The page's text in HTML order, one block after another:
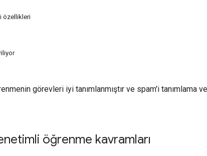
özellikleri
görevleri iyi tanımlanmıştır ve spam'i tanımlama
öğrenme kavramları